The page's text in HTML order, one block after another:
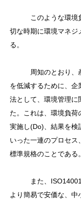
このような環境負
切な時期に環境マネジ
る。
周知のとおり、産
を低減するために、
法として、環境管理
た。これは、環境負荷
実施し(Do)、結果を検
いった一連のプロセ
標準規格のことである。
また、ISO14001ほ
より簡易で安価な、